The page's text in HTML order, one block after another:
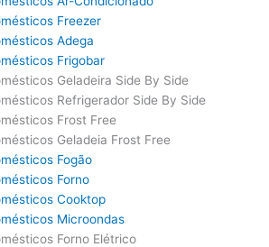
Freezer
Adega
Frigobar
Geladeira Side By Side
Refrigerador Side By Side
Frost Free
Geladeia Frost Free
Fogão
Forno
Cooktop
Microondas
Forno Elétrico